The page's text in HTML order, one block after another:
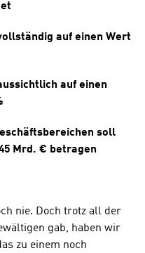
auf einen Wert
auf einen
soll
Mrd. € betragen
nie. Doch trotz all der
gab, haben wir
zu einem noch